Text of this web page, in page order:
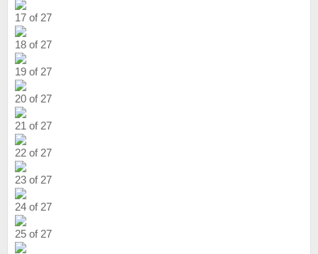
17 of 27
18 of 27
19 of 27
20 of 27
21 of 27
22 of 27
23 of 27
24 of 27
25 of 27